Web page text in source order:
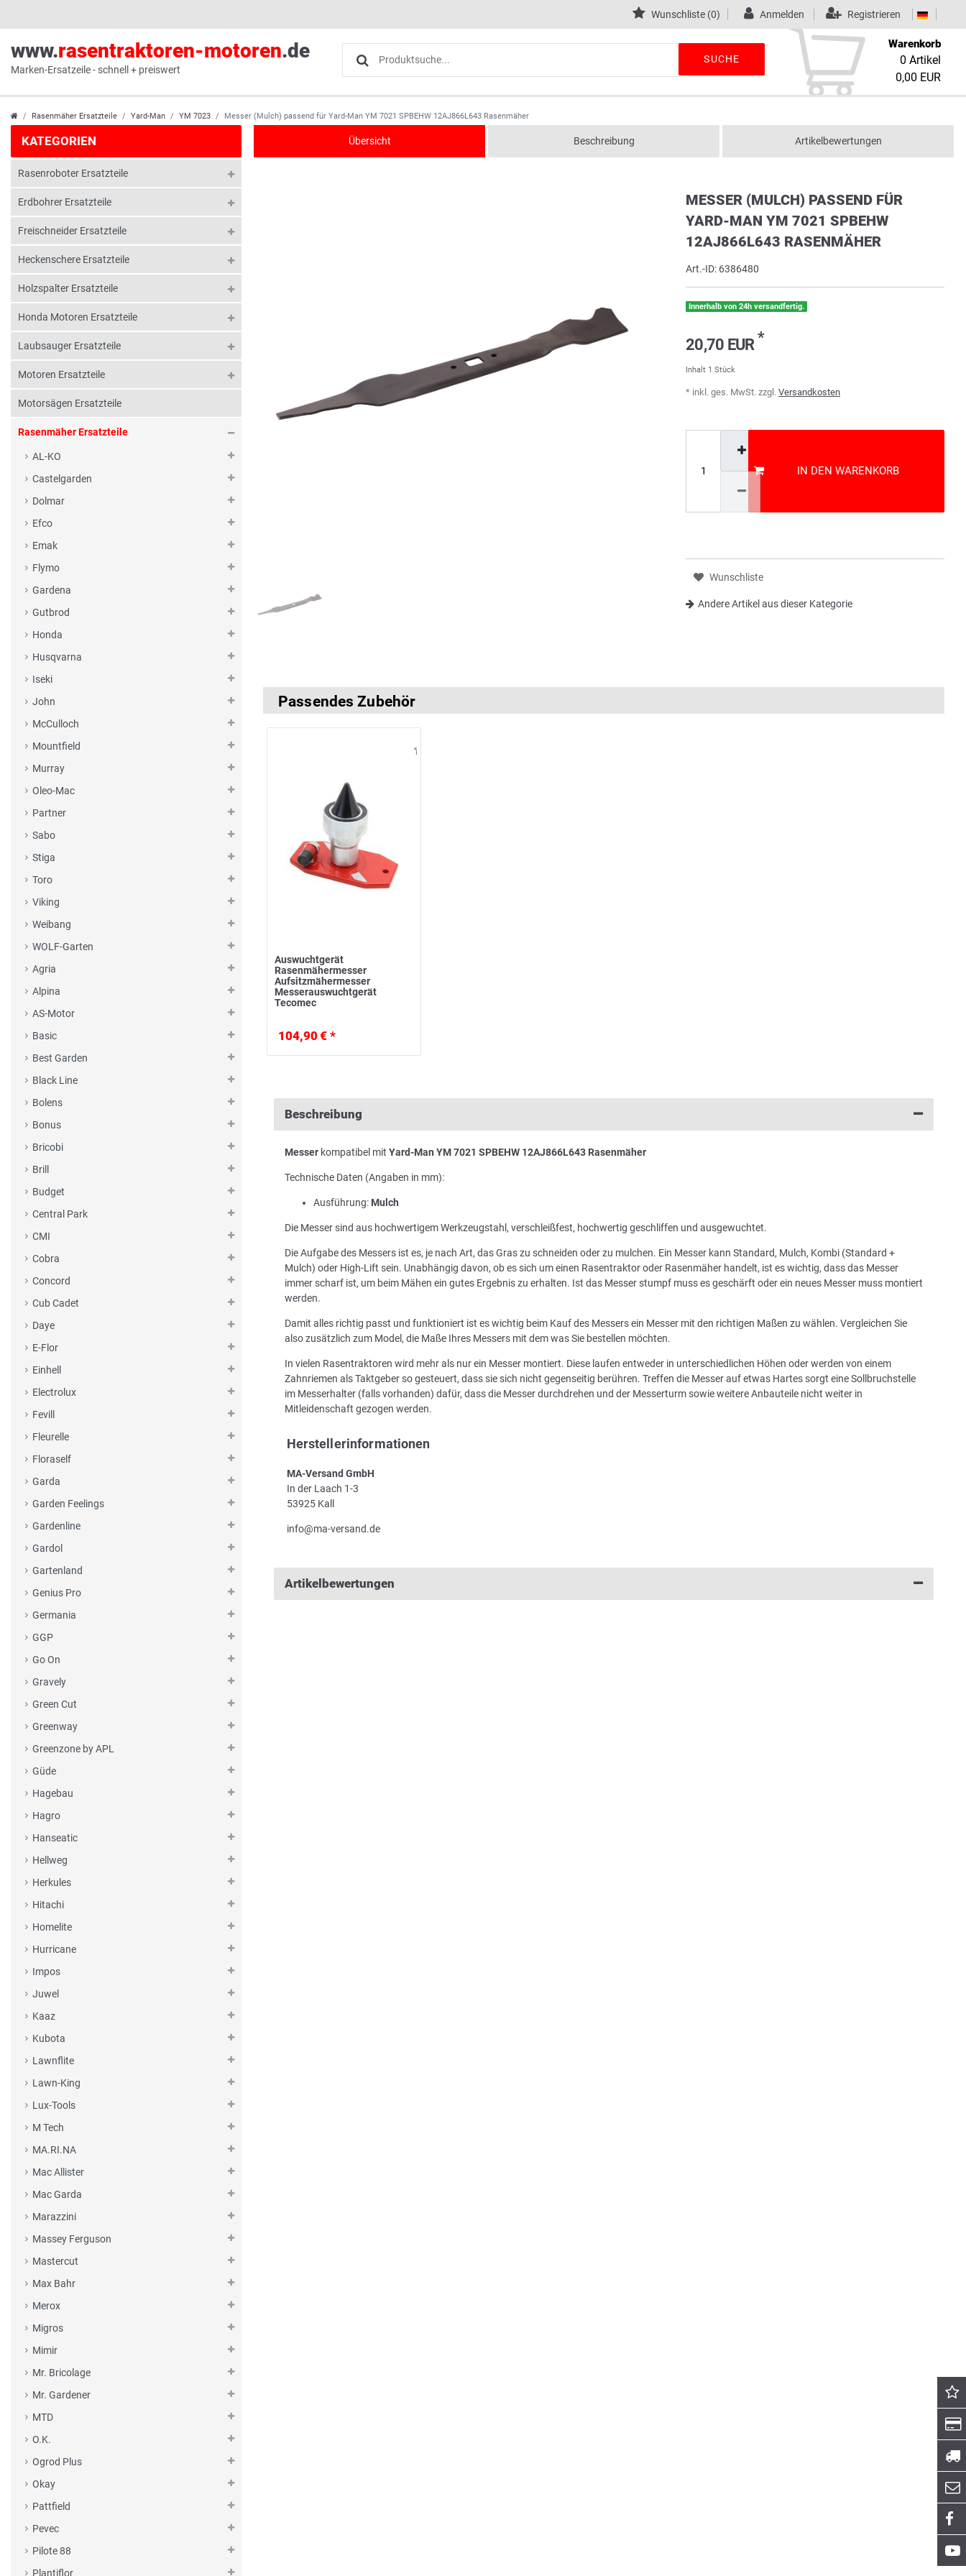
Wunschliste (0) Anmelden Registrieren
www.rasentraktoren-motoren.de
Marken-Ersatzeile - schnell + preiswert
SUCHE
Warenkorb
0 Artikel
0,00 EUR
Rasenmäher Ersatzteile Yard-Man YM 7023 Messer (Mulch) passend für Yard-Man YM 7021 SPBEHW 12AJ866L643 Rasenmäher
KATEGORIEN
Rasenroboter Ersatzteile
Erdbohrer Ersatzteile
Freischneider Ersatzteile
Heckenschere Ersatzteile
Holzspalter Ersatzteile
Honda Motoren Ersatzteile
Laubsauger Ersatzteile
Motoren Ersatzteile
Motorsägen Ersatzteile
Rasenmäher Ersatzteile
AL-KO
Castelgarden
Dolmar
Efco
Emak
Flymo
Gardena
Gutbrod
Honda
Husqvarna
Iseki
John
McCulloch
Mountfield
Murray
Oleo-Mac
Partner
Sabo
Stiga
Toro
Viking
Weibang
WOLF-Garten
Agria
Alpina
AS-Motor
Basic
Best Garden
Black Line
Bolens
Bonus
Bricobi
Brill
Budget
Central Park
CMI
Cobra
Concord
Cub Cadet
Daye
E-Flor
Einhell
Electrolux
Fevill
Fleurelle
Floraself
Garda
Garden Feelings
Gardenline
Gardol
Gartenland
Genius Pro
Germania
GGP
Go On
Gravely
Green Cut
Greenway
Greenzone by APL
Güde
Hagebau
Hagro
Hanseatic
Hellweg
Herkules
Hitachi
Homelite
Hurricane
Impos
Juwel
Kaaz
Kubota
Lawnflite
Lawn-King
Lux-Tools
M Tech
MA.RI.NA
Mac Allister
Mac Garda
Marazzini
Massey Ferguson
Mastercut
Max Bahr
Merox
Migros
Mimir
Mr. Bricolage
Mr. Gardener
MTD
O.K.
Ogrod Plus
Okay
Pattfield
Pevec
Pilote 88
Plantiflor
Übersicht Beschreibung Artikelbewertungen
MESSER (MULCH) PASSEND FÜR
YARD-MAN YM 7021 SPBEHW
12AJ866L643 RASENMÄHER
Art.-ID: 6386480
Innerhalb von 24h versandfertig.
20,70 EUR *
Inhalt 1 Stück
* inkl. ges. MwSt. zzgl. Versandkosten
IN DEN WARENKORB
Wunschliste
Andere Artikel aus dieser Kategorie
Passendes Zubehör
Auswuchtgerät
Rasenmähermesser
Aufsitzmähermesser
Messerauswuchtgerät
Tecomec
104,90 € *
Beschreibung
Messer kompatibel mit Yard-Man YM 7021 SPBEHW 12AJ866L643 Rasenmäher
Technische Daten (Angaben in mm):
Ausführung: Mulch
Die Messer sind aus hochwertigem Werkzeugstahl, verschleißfest, hochwertig geschliffen und ausgewuchtet.
Die Aufgabe des Messers ist es, je nach Art, das Gras zu schneiden oder zu mulchen. Ein Messer kann Standard, Mulch, Kombi (Standard +
Mulch) oder High-Lift sein. Unabhängig davon, ob es sich um einen Rasentraktor oder Rasenmäher handelt, ist es wichtig, dass das Messer
immer scharf ist, um beim Mähen ein gutes Ergebnis zu erhalten. Ist das Messer stumpf muss es geschärft oder ein neues Messer muss montiert
werden.
Damit alles richtig passt und funktioniert ist es wichtig beim Kauf des Messers ein Messer mit den richtigen Maßen zu wählen. Vergleichen Sie
also zusätzlich zum Model, die Maße Ihres Messers mit dem was Sie bestellen möchten.
In vielen Rasentraktoren wird mehr als nur ein Messer montiert. Diese laufen entweder in unterschiedlichen Höhen oder werden von einem
Zahnriemen als Taktgeber so gesteuert, dass sie sich nicht gegenseitig berühren. Treffen die Messer auf etwas Hartes sorgt eine Sollbruchstelle
im Messerhalter (falls vorhanden) dafür, dass die Messer durchdrehen und der Messerturm sowie weitere Anbauteile nicht weiter in
Mitleidenschaft gezogen werden.
Herstellerinformationen
MA-Versand GmbH
In der Laach 1-3
53925 Kall
info@ma-versand.de
Artikelbewertungen